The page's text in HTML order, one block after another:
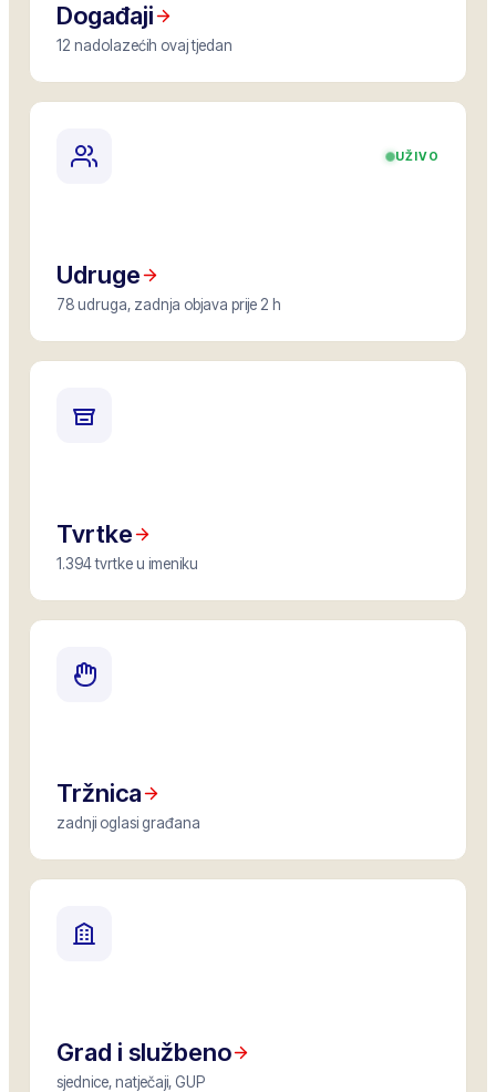
Događaji
12 nadolazećih ovaj tjedan
UŽIVO
Udruge
78 udruga, zadnja objava prije 2 h
Tvrtke
1.394 tvrtke u imeniku
Tržnica
zadnji oglasi građana
Grad i službeno
sjednice, natječaji, GUP